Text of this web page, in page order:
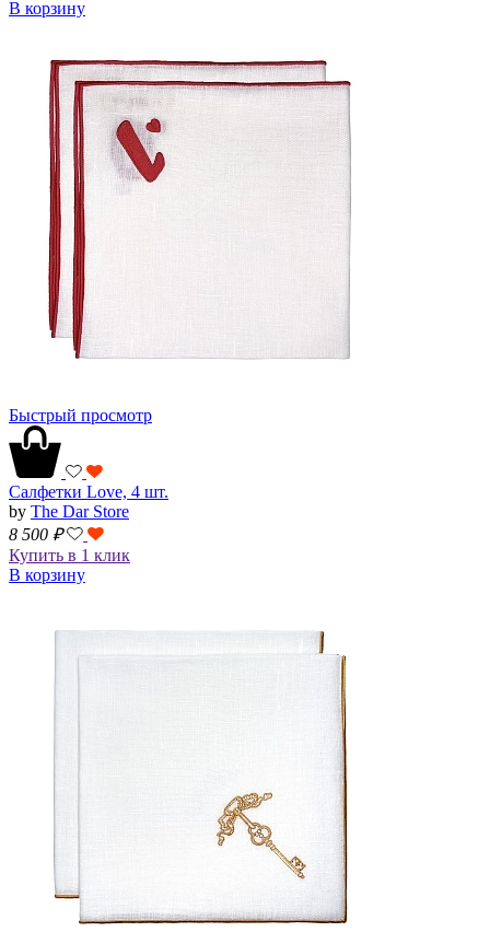
В корзину
Быстрый просмотр
Салфетки Love, 4 шт.
by The Dar Store
8 500 ₽
Купить в 1 клик
В корзину